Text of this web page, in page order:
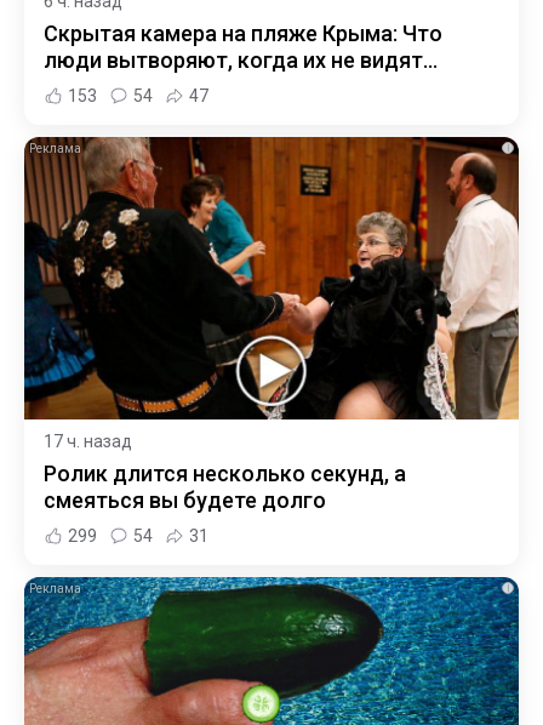
Скрытая камера на пляже Крыма: Что
люди вытворяют, когда их не видят...
153 54 47
i
17 ч. назад
Ролик длится несколько секунд, а
смеяться вы будете долго
299 54 31
i